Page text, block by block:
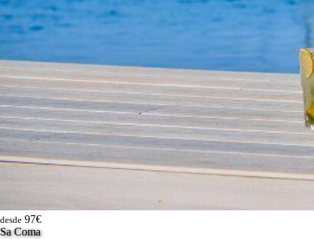
desde 97€
Sa Coma